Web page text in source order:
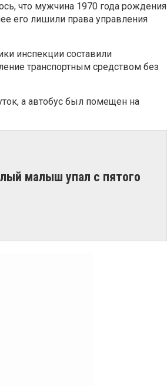
что мужчина 1970 года рождения
его лишили права управления
инспекции составили
транспортным средством без
а автобус был помещен на
малыш упал с пятого